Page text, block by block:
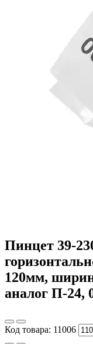
Пинцет 39-
120мм,
аналог П-24,
Код товара: 11006